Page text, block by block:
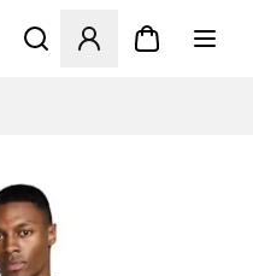
Megnyit egy modált a